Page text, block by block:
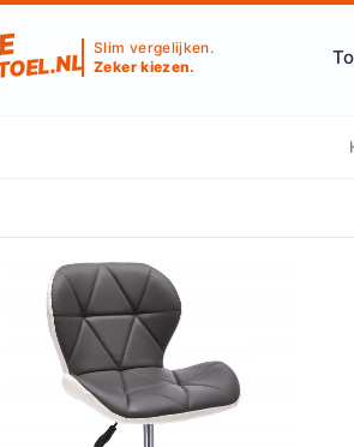
Slim vergelijken.
Zeker kiezen.